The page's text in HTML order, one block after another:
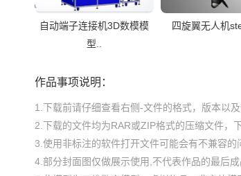
自动端子连接机3D数模模
型..
四旋翼无人机
作品事项说明：
1.下载前请仔细查看右侧-文件的格式，版本以
2.下载的文件均为RAR或ZIP格式的压缩文件，
3.使用非标注的软件打开文件可能会有不兼容
4.部分封面图仅做展示使用,不代表作品的最后